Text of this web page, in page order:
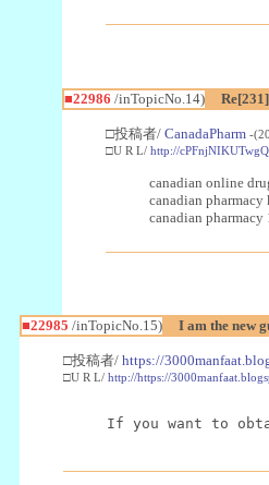
■22986 /inTopicNo.14)
□投稿者/ CanadaPharm -
□U R L/ http://
canadian online
canadian
canadian
■22985 /inTopicNo.15) I am the new
□投稿者/ https://
□U R L/ http://https://
If you want to